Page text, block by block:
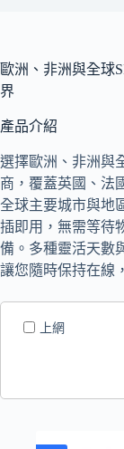
歐洲、非洲與全球
界
產品介紹
選擇歐洲、非洲與
商，覆蓋英國、法
全球主要城市與地
插即用，無需等待
備。多種靈活天數
讓您隨時保持在線
上網